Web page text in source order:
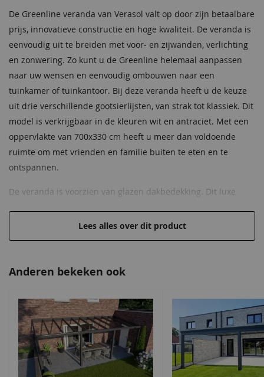
Condensprofielen Inclusief
Bladvanger Inclusief
Vlakke afwerking
Kliklijsten Inclusief
Rubberafdekkers Inclusief
Muurplaat Inclusief
Bevestigingsmaterialen
De Greenline veranda van Verasol valt op door zijn betaalbare
prijs, innovatieve constructie en hoge kwaliteit. De veranda is
eenvoudig uit te breiden met voor- en zijwanden, verlichting
en zonwering. Zo kunt u de Greenline helemaal aanpassen
naar uw wensen en eenvoudig ombouwen naar een
tuinkamer of tuinkantoor. Bij deze veranda heeft u de keuze
uit drie verschillende gootsierlijsten, van strak tot klassiek. Dit
model is verkrijgbaar in de kleuren wit en antraciet. Met een
oppervlakte van 700x330 cm heeft u meer dan voldoende
ruimte om met vrienden en familie buiten te eten en te
ontspannen.
De veranda is voorzien van glazen dakbedekking. Dit luxe
voor een ideale lichtinval en geweldig uitzicht. Het glas is
zwaarder dan andere dakbedekking, maar wordt perfect
Hoge kwaliteit en scherp geprijsd
Uit te breiden met voor- en zijwanden, verlichting en
zonnewering
Standaard 5 jaar garantie
Maatwerk is altijd mogelijk
Lees alles over dit product
Anderen bekeken ook